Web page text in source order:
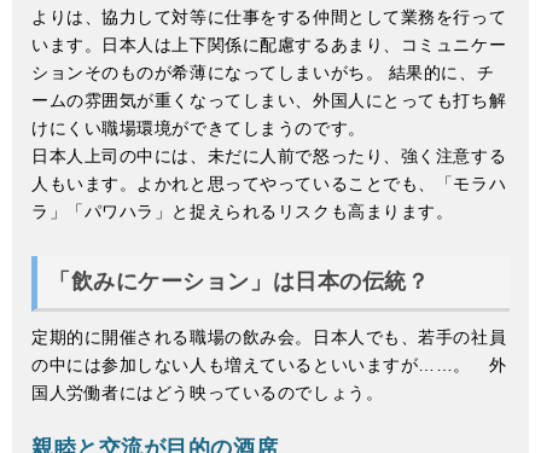
よりは、協力して対等に仕事をする仲間として業務を行って
います。日本人は上下関係に配慮するあまり、コミュニケー
ションそのものが希薄になってしまいがち。 結果的に、チ
ームの雰囲気が重くなってしまい、外国人にとっても打ち解
けにくい職場環境ができてしまうのです。
日本人上司の中には、未だに人前で怒ったり、強く注意する
人もいます。よかれと思ってやっていることでも、「モラハ
ラ」「パワハラ」と捉えられるリスクも高まります。
「飲みにケーション」は日本の伝統？
定期的に開催される職場の飲み会。日本人でも、若手の社員
の中には参加しない人も増えているといいますが……。 外
国人労働者にはどう映っているのでしょう。